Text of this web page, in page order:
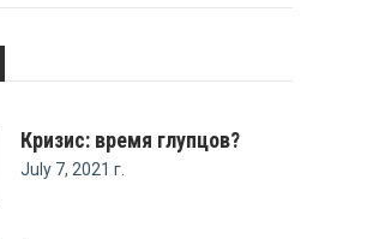
Кризис: время глупцов?
July 7, 2021 г.